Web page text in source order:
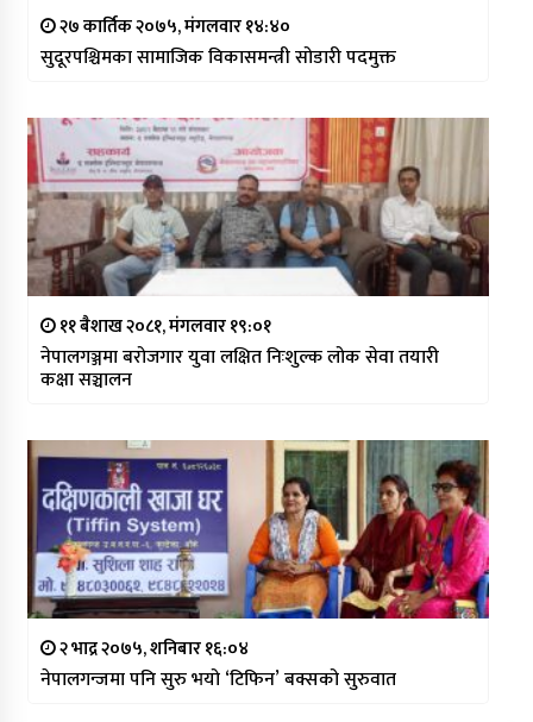
२७ कार्तिक २०७५, मंगलवार १४:४०
सुदूरपश्चिमका सामाजिक विकासमन्त्री सोडारी पदमुक्त
११ बैशाख २०८१, मंगलवार १९:०१
नेपालगञ्जमा बरोजगार युवा लक्षित निःशुल्क लोक सेवा तयारी
कक्षा सञ्चालन
२ भाद्र २०७५, शनिबार १६:०४
नेपालगन्जमा पनि सुरु भयो ‘टिफिन’ बक्सको सुरुवात